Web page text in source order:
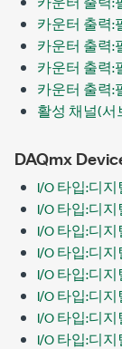
카운터 출력:
카운터 출력:
카운터 출력:
카운터 출력:
활성 채널(서
DAQmx
I/O 타입:디
I/O 타입:디
I/O 타입:디
I/O 타입:디
I/O 타입:디
I/O 타입:디
I/O 타입:디
I/O 타입:디